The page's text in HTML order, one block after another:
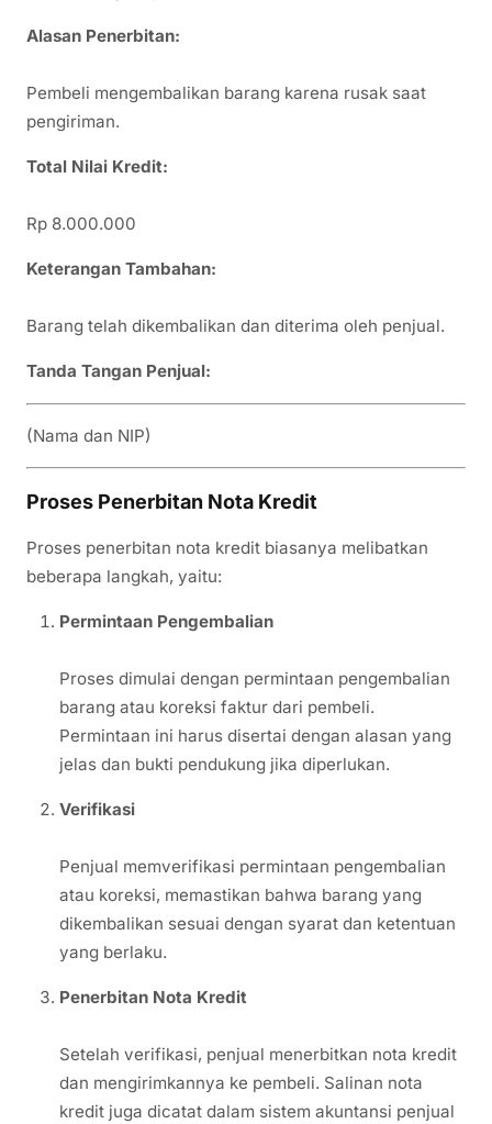
Alasan Penerbitan:
Pembeli mengembalikan barang karena rusak saat
pengiriman.
Total Nilai Kredit:
Rp 8.000.000
Keterangan Tambahan:
Barang telah dikembalikan dan diterima oleh penjual.
Tanda Tangan Penjual:
(Nama dan NIP)
Proses Penerbitan Nota Kredit
Proses penerbitan nota kredit biasanya melibatkan
beberapa langkah, yaitu:
Permintaan Pengembalian
Proses dimulai dengan permintaan pengembalian
barang atau koreksi faktur dari pembeli.
Permintaan ini harus disertai dengan alasan yang
jelas dan bukti pendukung jika diperlukan.
Verifikasi
Penjual memverifikasi permintaan pengembalian
atau koreksi, memastikan bahwa barang yang
dikembalikan sesuai dengan syarat dan ketentuan
yang berlaku.
Penerbitan Nota Kredit
Setelah verifikasi, penjual menerbitkan nota kredit
dan mengirimkannya ke pembeli. Salinan nota
kredit juga dicatat dalam sistem akuntansi penjual